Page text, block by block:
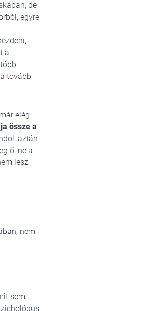
de
egyre
a
tovább
elég
össze a
aztán
ő, ne a
lesz
nem
sem